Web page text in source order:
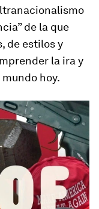
de la que
de estilos y
la ira y
hoy.